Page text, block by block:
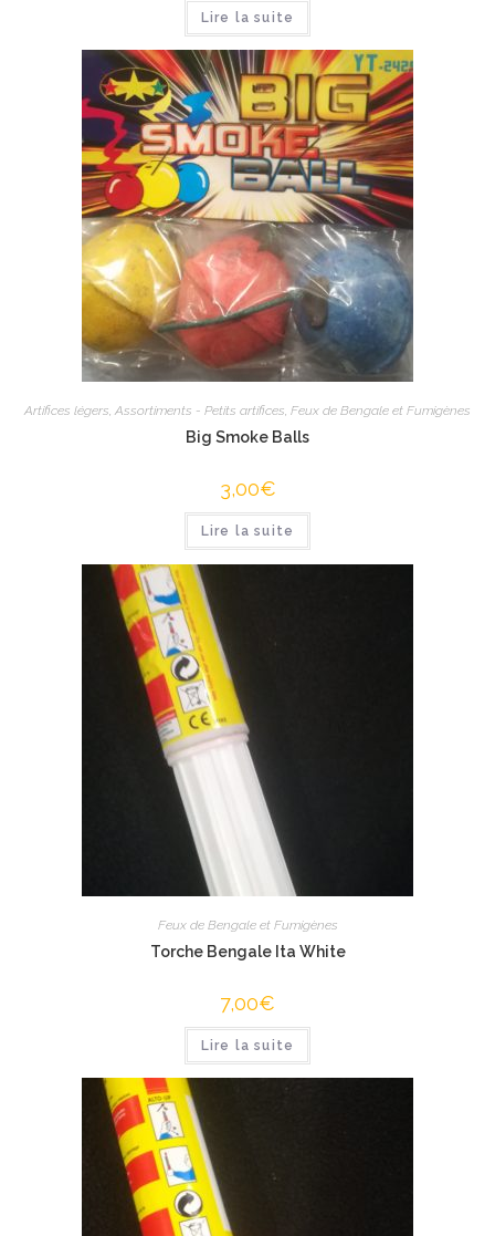
Lire la suite
Artifices légers, Assortiments - Petits artifices, Feux de Bengale et Fumigènes
Big Smoke Balls
3,00€
Lire la suite
Feux de Bengale et Fumigènes
Torche Bengale Ita White
7,00€
Lire la suite